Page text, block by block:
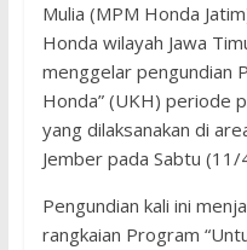
Mulia (MPM Honda
Honda wilayah Jawa
menggelar pengundian
Honda” (UKH) periode
yang dilaksanakan di
Jember pada Sabtu (11/
Pengundian kali ini
rangkaian Program